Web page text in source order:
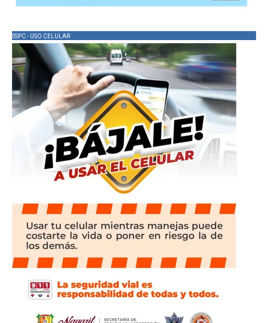
SSPC - USO CELULAR